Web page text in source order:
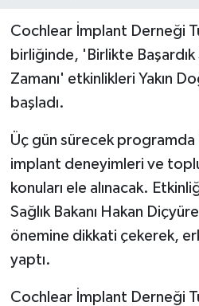
Cochlear İmplant Derneği
birliğinde, 'Birlikte Başardık
Zamanı' etkinlikleri Yakın
başladı.
Üç gün sürecek programda
implant deneyimleri ve
konuları ele alınacak.
Sağlık Bakanı Hakan
önemine dikkati çekerek,
yaptı.
Cochlear İmplant Derneği
LAPTA
LEFKOŞA
Nöbetçi Eczaneler
ÖZEL HABER
SİYASET